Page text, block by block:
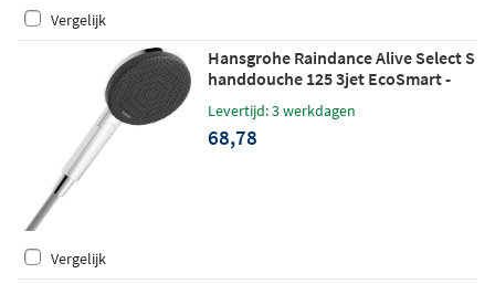
Vergelijk
Hansgrohe Raindance Alive Select S
handdouche 125 3jet EcoSmart -
Levertijd: 3 werkdagen
68,78
Vergelijk